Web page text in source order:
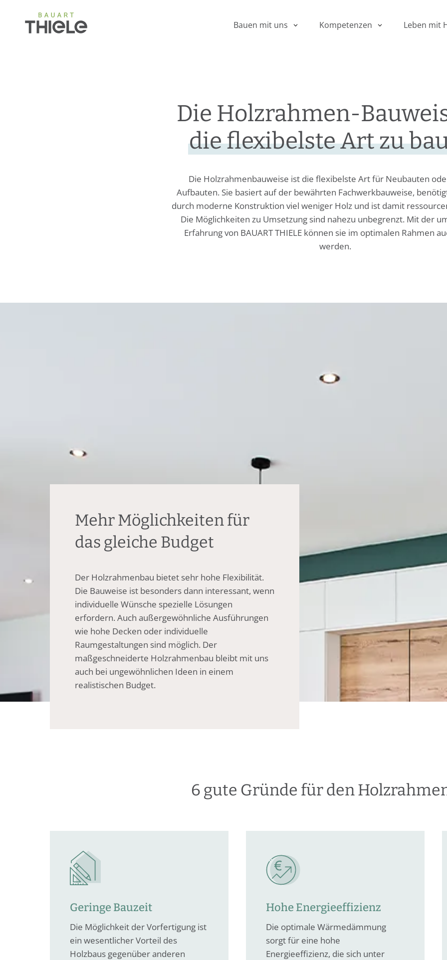
Bauen mit uns Kompetenzen Leben mit
Die Holzrahmen-
die flexibelste Art zu
Die Holzrahmenbauweise ist die flexibelste Art für Neubauten
Aufbauten. Sie basiert auf der bewährten Fachwerkbauweise,
durch moderne Konstruktion viel weniger Holz und ist damit
Die Möglichkeiten zu Umsetzung sind nahezu unbegrenzt. Mit der
Erfahrung von BAUART THIELE können sie im optimalen Rahmen
werden.
Mehr Möglichkeiten für
das gleiche Budget
Der Holzrahmenbau bietet sehr hohe Flexibilität.
Die Bauweise ist besonders dann interessant, wenn
individuelle Wünsche spezielle Lösungen
erfordern. Auch außergewöhnliche Ausführungen
wie hohe Decken oder individuelle
Raumgestaltungen sind möglich. Der
maßgeschneiderte Holzrahmenbau bleibt mit uns
auch bei ungewöhnlichen Ideen in einem
realistischen Budget.
6 gute Gründe für den
Geringe Bauzeit
Die Möglichkeit der Vorfertigung ist
ein wesentlicher Vorteil des
Holzbaus gegenüber anderen
Hohe Energieeffizienz
Die optimale Wärmedämmung
sorgt für eine hohe
Energieeffizienz, die sich unter